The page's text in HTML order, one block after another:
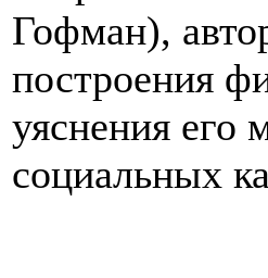
Гофман),
построения
уяснения его
социальных